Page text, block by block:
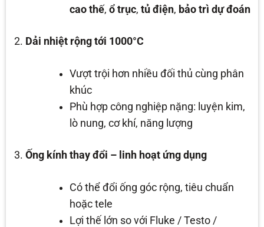
cao thế,ổ trục,tủ điện, bảo trì dự đoán
Dải nhiệt rộng tới 1000°C
Vượt trội hơn nhiều đối thủ cùng phân
khúc
Phù hợp công nghiệp nặng: luyện kim,
lò nung, cơ khí, năng lượng
Ống kính thay đổi – linh hoạt ứng dụng
Có thể đổi ống góc rộng, tiêu chuẩn
hoặc tele
Lợi thế lớn so với Fluke / Testo /